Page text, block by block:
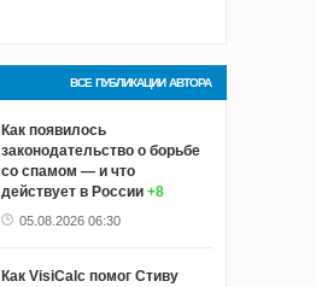
ВСЕ ПУБЛИКАЦИИ АВТОРА
Как появилось
законодательство о борьбе
со спамом — и что
действует в России +8
05.08.2026 06:30
Как VisiCalc помог Стиву